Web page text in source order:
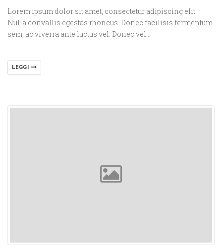
Lorem ipsum dolor sit amet, consectetur adipiscing elit.
Nulla convallis egestas rhoncus. Donec facilisis fermentum
sem, ac viverra ante luctus vel. Donec vel…
LEGGI